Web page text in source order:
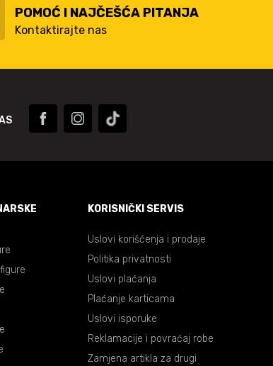
POMOĆ I NAJČEŠĆA PITANJA
Kontaktirajte nas
KORISNIČKI SERVIS
Uslovi korišćenja i prodaje
Politika privatnosti
Uslovi plaćanja
Plaćanje karticama
Uslovi isporuke
Reklamacije i povraćaj robe
Zamjena artikla za drugi